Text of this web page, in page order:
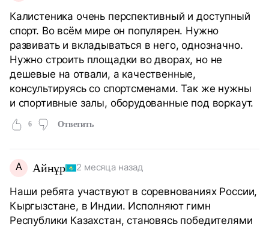
Калистеника очень перспективный и доступный
спорт. Во всём мире он популярен. Нужно
развивать и вкладываться в него, однозначно.
Нужно строить площадки во дворах, но не
дешевые на отвали, а качественные,
консультируясь со спортсменами. Так же нужны
и спортивные залы, оборудованные под воркаут.
6 Ответить
А Айнұр 2 месяца назад
Наши ребята участвуют в соревнованиях России,
Кыргызстане, в Индии. Исполняют гимн
Республики Казахстан, становясь победителями